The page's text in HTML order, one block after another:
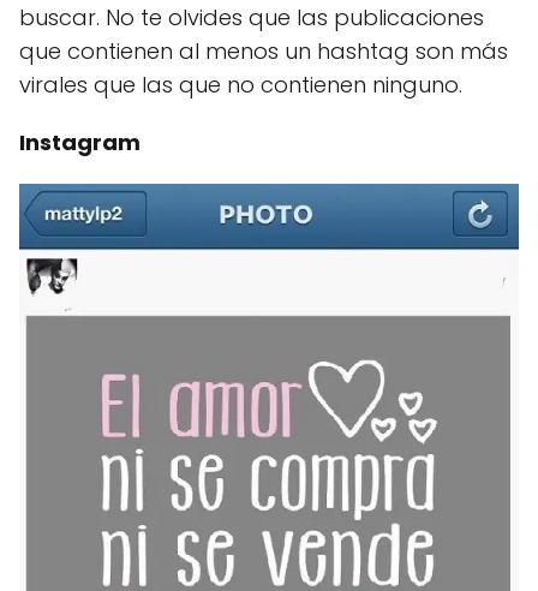
buscar. No te olvides que las publicaciones
que contienen al menos un hashtag son más
virales que las que no contienen ninguno.
Instagram